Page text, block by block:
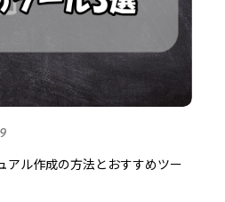
アル作成の方法とおすすめツー